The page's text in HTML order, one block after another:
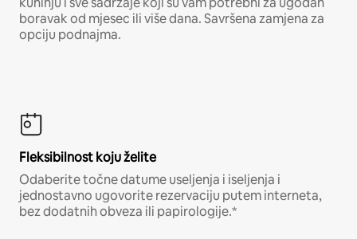
boravak od mjesec ili više dana. Savršena zamjena za
opciju podnajma.
Fleksibilnost koju želite
Odaberite točne datume useljenja i iseljenja i
jednostavno ugovorite rezervaciju putem interneta,
bez dodatnih obveza ili papirologije.*